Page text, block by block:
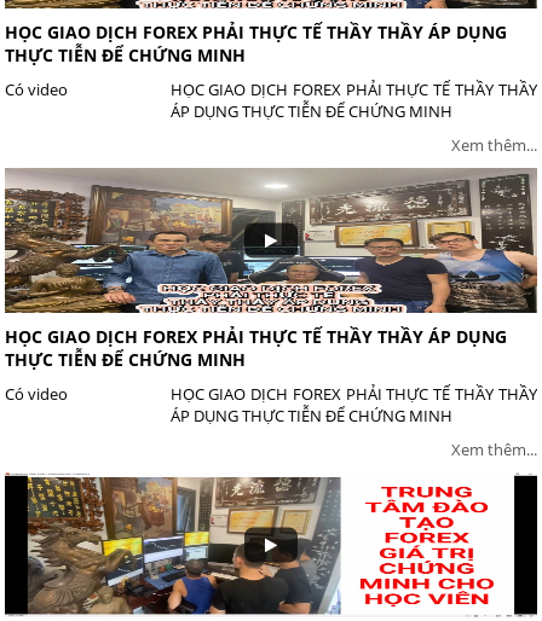
HỌC GIAO DỊCH FOREX PHẢI THỰC TẾ THẦY THẦY ÁP DỤNG
THỰC TIỄN ĐỂ CHỨNG MINH
HỌC GIAO DỊCH FOREX PHẢI THỰC TẾ THẦY THẦY
ÁP DỤNG THỰC TIỄN ĐỂ CHỨNG MINH
Có video
Xem thêm...
HỌC GIAO DỊCH FOREX PHẢI THỰC TẾ THẦY THẦY ÁP DỤNG
THỰC TIỄN ĐỂ CHỨNG MINH
HỌC GIAO DỊCH FOREX PHẢI THỰC TẾ THẦY THẦY
ÁP DỤNG THỰC TIỄN ĐỂ CHỨNG MINH
Có video
Xem thêm...